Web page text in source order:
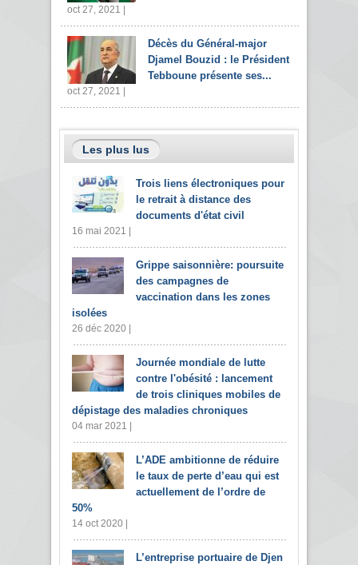
oct 27, 2021 |
Décès du Général-major
Djamel Bouzid : le Président
Tebboune présente ses...
oct 27, 2021 |
Les plus lus
Trois liens électroniques pour
le retrait à distance des
documents d'état civil
16 mai 2021 |
Grippe saisonnière: poursuite
des campagnes de
vaccination dans les zones
isolées
26 déc 2020 |
Journée mondiale de lutte
contre l'obésité : lancement
de trois cliniques mobiles de
dépistage des maladies chroniques
04 mar 2021 |
L’ADE ambitionne de réduire
le taux de perte d’eau qui est
actuellement de l’ordre de
50%
14 oct 2020 |
L’entreprise portuaire de Djen